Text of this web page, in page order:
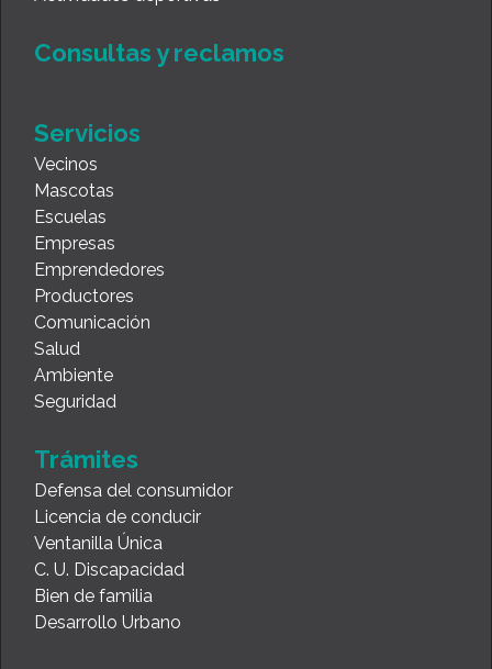
Consultas y reclamos
Servicios
Vecinos
Mascotas
Escuelas
Empresas
Emprendedores
Productores
Comunicación
Salud
Ambiente
Seguridad
Trámites
Defensa del consumidor
Licencia de conducir
Ventanilla Única
C. U. Discapacidad
Bien de familia
Desarrollo Urbano